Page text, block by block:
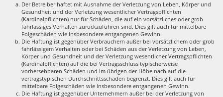
Der Betreiber haftet mit Ausnahme der Verletzung von Leben, Körper und
Gesundheit und der Verletzung wesentlicher Vertragspflichten
(Kardinalpflichten) nur für Schäden, die auf ein vorsätzliches oder grob
fahrlässiges Verhalten zurückzuführen sind. Dies gilt auch für mittelbare
Folgeschäden wie insbesondere entgangenen Gewinn.
Die Haftung ist gegenüber Verbrauchern außer bei vorsätzlichem oder grob
fahrlässigem Verhalten oder bei Schäden aus der Verletzung von Leben,
Körper und Gesundheit und der Verletzung wesentlicher Vertragspflichten
(Kardinalpflichten) auf die bei Vertragsschluss typischerweise
vorhersehbaren Schäden und im übrigen der Höhe nach auf die
vertragstypischen Durchschnittsschäden begrenzt. Dies gilt auch für
mittelbare Folgeschäden wie insbesondere entgangenen Gewinn.
Die Haftung ist gegenüber Unternehmern außer bei der Verletzung von